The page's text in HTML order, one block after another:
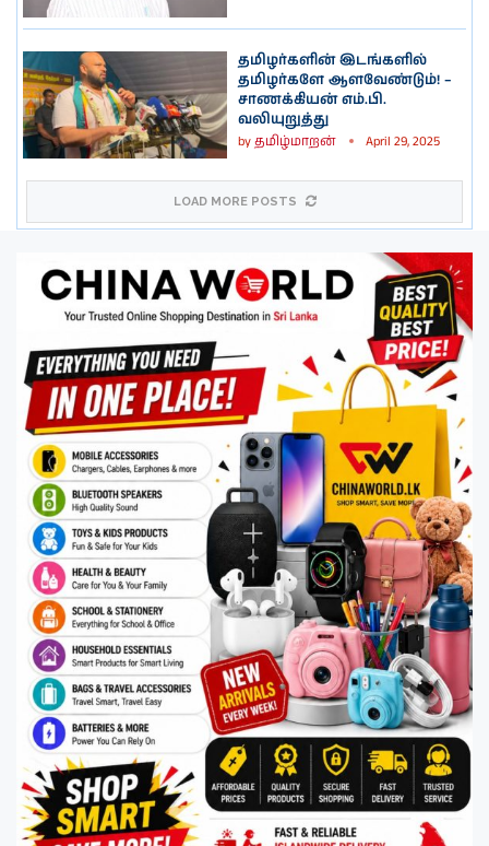
தமிழர்களின் இடங்களில்
தமிழர்களே ஆளவேண்டும்! –
சாணக்கியன் எம்.பி.
வலியுறுத்து
byதமிழ்மாறன் April 29, 2025
LOAD MORE POSTS